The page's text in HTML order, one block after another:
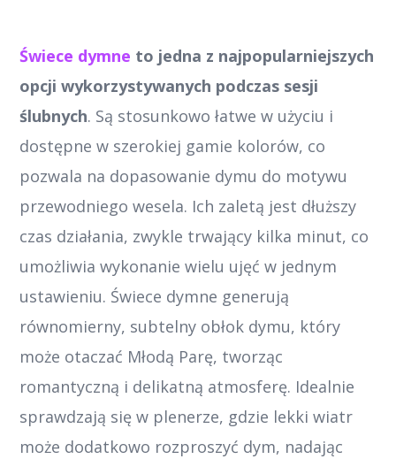
Świece dymne to jedna z najpopularniejszych
opcji wykorzystywanych podczas sesji
ślubnych. Są stosunkowo łatwe w użyciu i
dostępne w szerokiej gamie kolorów, co
pozwala na dopasowanie dymu do motywu
przewodniego wesela. Ich zaletą jest dłuższy
czas działania, zwykle trwający kilka minut, co
umożliwia wykonanie wielu ujęć w jednym
ustawieniu. Świece dymne generują
równomierny, subtelny obłok dymu, który
może otaczać Młodą Parę, tworząc
romantyczną i delikatną atmosferę. Idealnie
sprawdzają się w plenerze, gdzie lekki wiatr
może dodatkowo rozproszyć dym, nadając